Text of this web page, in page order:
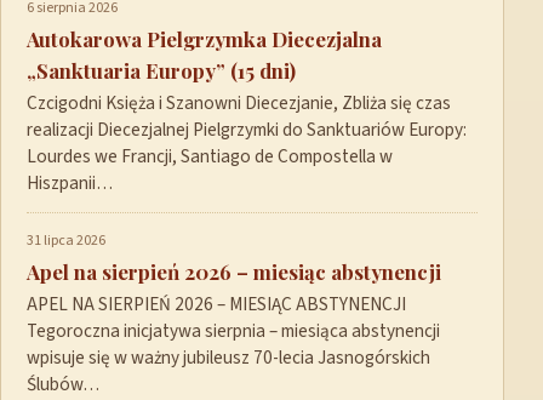
6 sierpnia 2026
Autokarowa Pielgrzymka Diecezjalna
„Sanktuaria Europy” (15 dni)
Czcigodni Księża i Szanowni Diecezjanie, Zbliża się czas
realizacji Diecezjalnej Pielgrzymki do Sanktuariów Europy:
Lourdes we Francji, Santiago de Compostella w
Hiszpanii…
31 lipca 2026
Apel na sierpień 2026 – miesiąc abstynencji
APEL NA SIERPIEŃ 2026 – MIESIĄC ABSTYNENCJI
Tegoroczna inicjatywa sierpnia – miesiąca abstynencji
wpisuje się w ważny jubileusz 70-lecia Jasnogórskich
Ślubów…